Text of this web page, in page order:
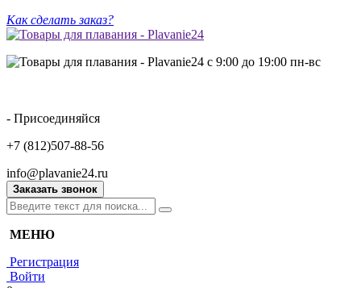
Как сделать заказ?
с 9:00 до 19:00 пн-вс
- Присоединяйся
+7 (812)507-88-56
info@plavanie24.ru
Заказать звонок
МЕНЮ
Регистрация
Войти